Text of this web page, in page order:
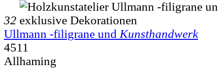
32
Ullmann -filigrane und Kunsthandwerk
4511
Allhaming